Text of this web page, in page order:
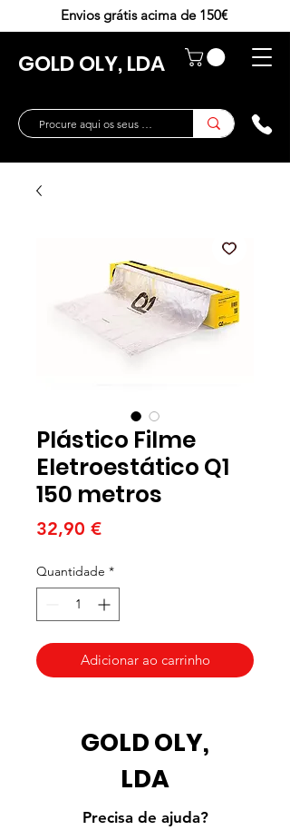
GOLD OLY, LDA
Envios grátis acima de 150€
Plástico Filme
Eletroestático Q1
150 metros
32,90 €Preço
Quantidade *
Adicionar ao carrinho
GOLD OLY,
LDA
Precisa de ajuda?